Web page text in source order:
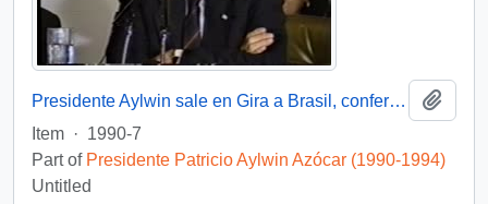
Presidente Aylwin sale en Gira a Brasil, conferencia de prensa : video
Item · 1990-7
Part of Presidente Patricio Aylwin Azócar (1990-1994)
Untitled